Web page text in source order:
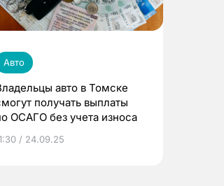
Авто
авто в Томске
получать выплаты
ОСАГО без учета износа
/ 24.09.25